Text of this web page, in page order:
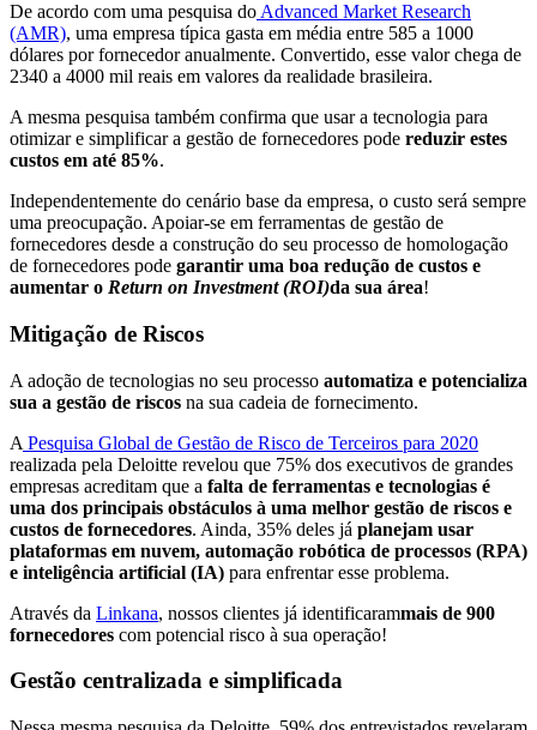
De acordo com uma pesquisa do Advanced Market Research
(AMR), uma empresa típica gasta em média entre 585 a 1000
dólares por fornecedor anualmente. Convertido, esse valor chega de
2340 a 4000 mil reais em valores da realidade brasileira.
A mesma pesquisa também confirma que usar a tecnologia para
otimizar e simplificar a gestão de fornecedores pode reduzir estes
custos em até 85%.
Independentemente do cenário base da empresa, o custo será sempre
uma preocupação. Apoiar-se em ferramentas de gestão de
fornecedores desde a construção do seu processo de homologação
de fornecedores pode garantir uma boa redução de custos e
aumentar o Return on Investment (ROI)da sua área!
Mitigação de Riscos
A adoção de tecnologias no seu processo automatiza e potencializa
sua a gestão de riscos na sua cadeia de fornecimento.
A Pesquisa Global de Gestão de Risco de Terceiros para 2020
realizada pela Deloitte revelou que 75% dos executivos de grandes
empresas acreditam que a falta de ferramentas e tecnologias é
uma dos principais obstáculos à uma melhor gestão de riscos e
custos de fornecedores. Ainda, 35% deles já planejam usar
plataformas em nuvem, automação robótica de processos (RPA)
e inteligência artificial (IA) para enfrentar esse problema.
Através da Linkana, nossos clientes já identificarammais de 900
fornecedores com potencial risco à sua operação!
Gestão centralizada e simplificada